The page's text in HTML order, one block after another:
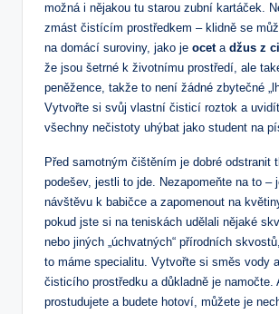
možná i nějakou tu starou zubní kartáček.
zmást čistícím prostředkem – klidně se
na domácí suroviny, jako je oceta džus z
že jsou šetrné k životnímu prostředí, ale
peněžence, takže to není žádné zbytečné
Vytvořte si svůj vlastní čisticí roztok a
všechny nečistoty uhýbat jako student na
Před samotným čištěním je dobré odstranit
podešev, jestli to jde. Nezapomeňte na to –
návštěvu k babičce a zapomenout na
pokud jste si na teniskách udělali nějaké
nebo jiných „úchvatných“ přírodních
to máme specialitu. Vytvořte si směs vody
čisticího prostředku a důkladně je namočte.
prostudujete a budete hotoví, můžete je